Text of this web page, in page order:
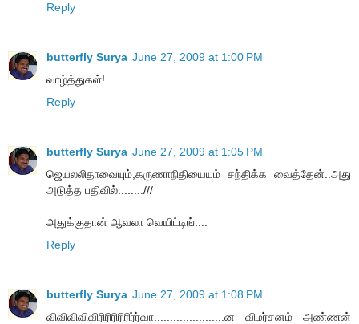
Reply
butterfly Surya June 27, 2009 at 1:00 PM
வாழ்த்துகள்!
Reply
butterfly Surya June 27, 2009 at 1:05 PM
ஜெயலலிதாவையும்,கருணாநிதியையும் சந்திக்க வைத்தேன்..அது
அடுத்த பதிவில்........///
அதுக்குதான் ஆவலா வெயிட்டிங்....
Reply
butterfly Surya June 27, 2009 at 1:08 PM
விவிவிவிவிரிரிரிரிரிர்ர்வா......................ன விமர்சனம் அண்ணன்